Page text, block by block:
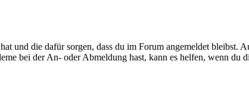
und die dafür sorgen, dass du im Forum angemeldet bleibst.
bei der An- oder Abmeldung hast, kann es helfen, wenn du